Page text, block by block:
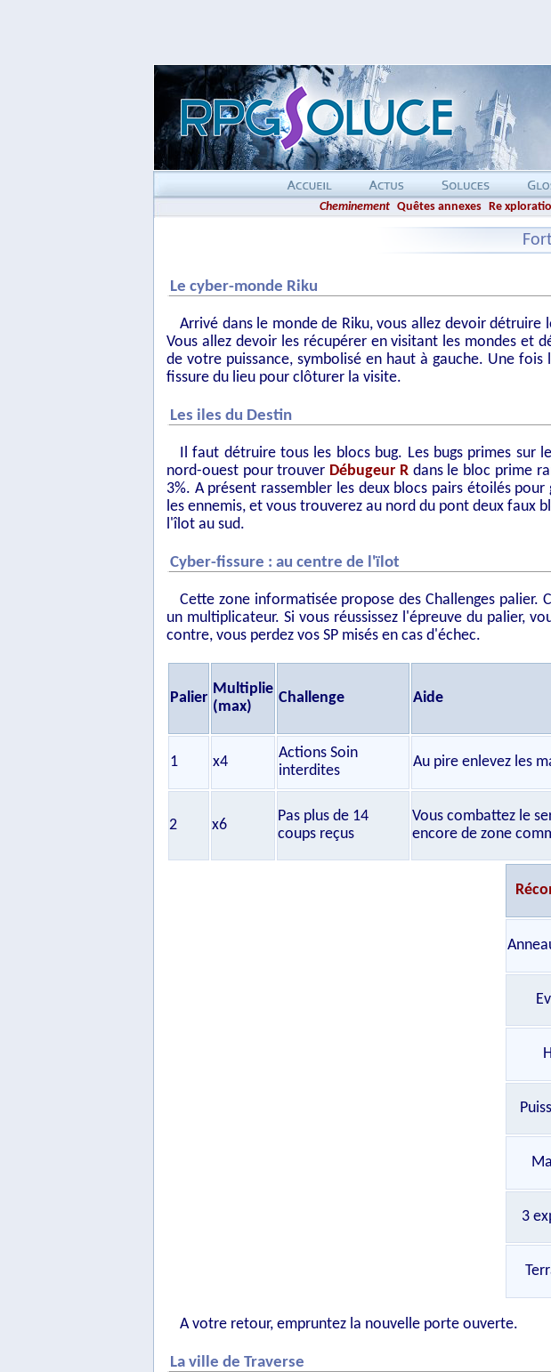
Cheminement Quêtes annexes Re
Le cyber-monde Riku
Arrivé dans le monde de Riku, vous allez devoir
Vous allez devoir les récupérer en visitant les mondes et
de votre puissance, symbolisé en haut à gauche. Une
fissure du lieu pour clôturer la visite.
Les iles du Destin
Il faut détruire tous les blocs bug. Les bugs primes sur
nord-ouest pour trouver Débugeur Rdans le bloc prime
3%. A présent rassembler les deux blocs pairs étoilés
les ennemis, et vous trouverez au nord du pont deux faux
l'îlot au sud.
Cyber-fissure : au centre de l'ïlot
Cette zone informatisée propose des Challenges palier.
un multiplicateur. Si vous réussissez l'épreuve du palier,
contre, vous perdez vos SP misés en cas d'échec.
Palier
Multiplie
(max)
Challenge Aide
1 x4
Actions Soin
interdites
Au pire enlevez les
2 x6
Pas plus de 14
coups reçus
Vous combattez le
encore de zone
3
A votre retour, empruntez la nouvelle porte ouverte.
La ville de Traverse